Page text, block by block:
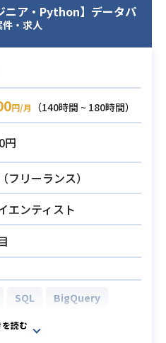
開発経験5年以上
ニア・Python】データパ
件・求人
円/月
（140時間 ~ 180時間）
円
フリーランス）
エンティスト
SQL
BigQuery
PostgreSQL